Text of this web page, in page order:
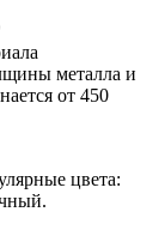
металла и
от 450
цвета: